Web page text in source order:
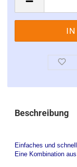
Beschreibung
Einfaches und
Eine Kombination